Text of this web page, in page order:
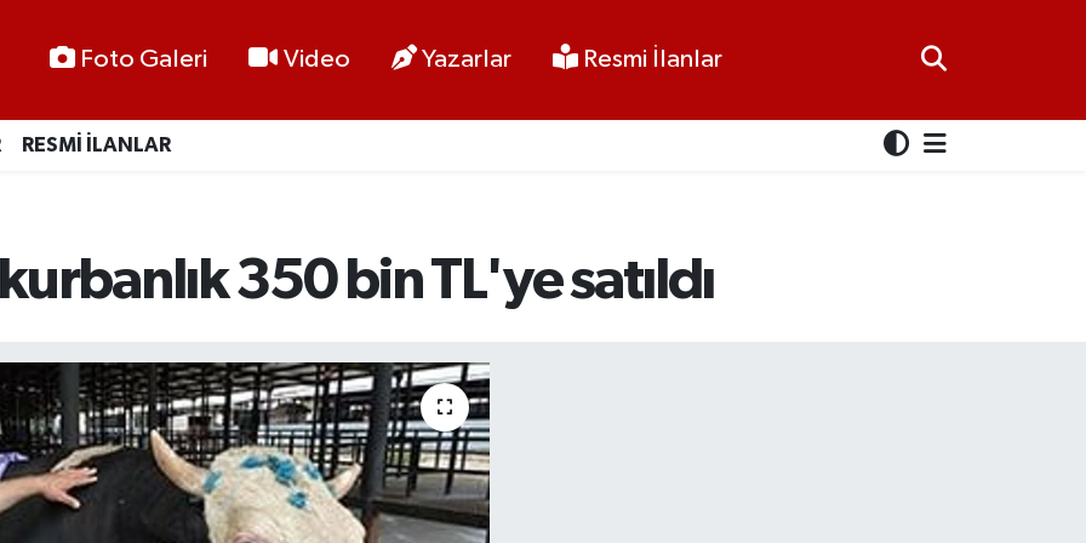
Foto Galeri Video Yazarlar Resmi İlanlar
RESMİ İLANLAR
350 bin TL'ye satıldı